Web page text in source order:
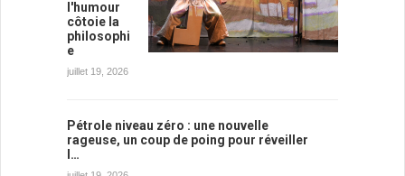
l'humour
côtoie la
philosophi
e
juillet 19, 2026
Pétrole niveau zéro : une nouvelle
rageuse, un coup de poing pour réveiller
l…